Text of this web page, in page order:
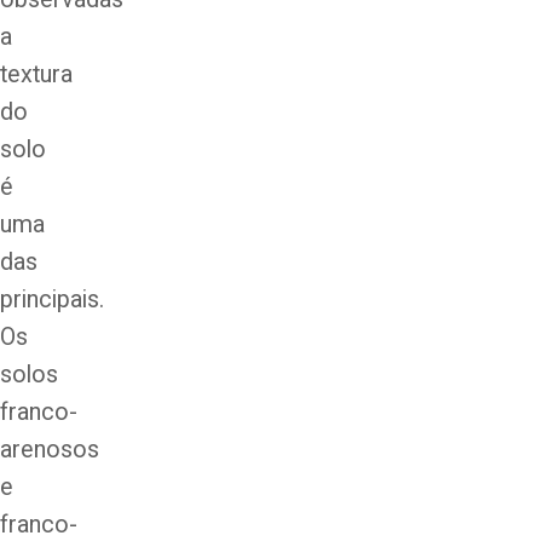
a
textura
do
solo
é
uma
das
principais.
Os
solos
franco-
arenosos
e
franco-